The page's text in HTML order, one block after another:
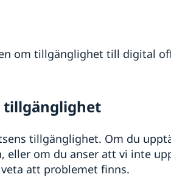
om tillgänglighet till digital
tillgänglighet
tillgänglighet. Om du
eller om du anser att vi inte
att problemet finns.